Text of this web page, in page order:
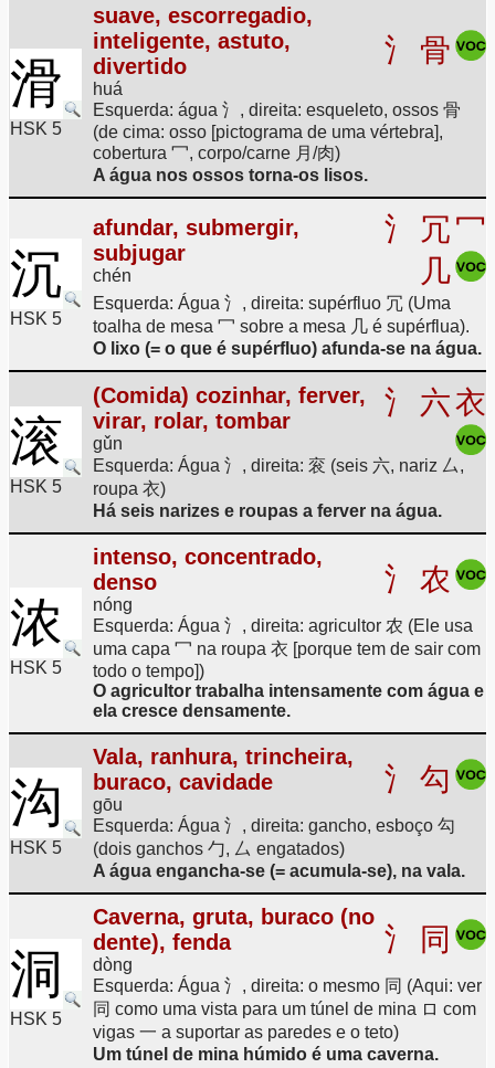
滑
HSK 5
suave, escorregadio,
inteligente, astuto,
divertido
huá
氵 骨
Esquerda: água 氵, direita: esqueleto, ossos 骨
(de cima: osso [pictograma de uma vértebra],
cobertura 冖, corpo/carne 月/肉)
A água nos ossos torna-os lisos.
沉
HSK 5
afundar, submergir,
subjugar
chén
氵 冗冖
几
Esquerda: Água 氵, direita: supérfluo 冗 (Uma
toalha de mesa 冖 sobre a mesa 几 é supérflua).
O lixo (= o que é supérfluo) afunda-se na água.
滚
HSK 5
(Comida) cozinhar, ferver,
virar, rolar, tombar
gǔn
氵 六衣
Esquerda: Água 氵, direita: 衮 (seis 六, nariz 厶,
roupa 衣)
Há seis narizes e roupas a ferver na água.
浓
HSK 5
intenso, concentrado,
denso
nóng
氵 农
Esquerda: Água 氵, direita: agricultor 农 (Ele usa
uma capa 冖 na roupa 衣 [porque tem de sair com
todo o tempo])
O agricultor trabalha intensamente com água e
ela cresce densamente.
沟
HSK 5
Vala, ranhura, trincheira,
buraco, cavidade
gōu
氵 勾
Esquerda: Água 氵, direita: gancho, esboço 勾
(dois ganchos 勹, 厶 engatados)
A água engancha-se (= acumula-se), na vala.
洞
HSK 5
Caverna, gruta, buraco (no
dente), fenda
dòng
氵 同
Esquerda: Água 氵, direita: o mesmo 同 (Aqui: ver
同 como uma vista para um túnel de mina ロ com
vigas 一 a suportar as paredes e o teto)
Um túnel de mina húmido é uma caverna.